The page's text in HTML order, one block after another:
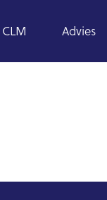
CLM Advies